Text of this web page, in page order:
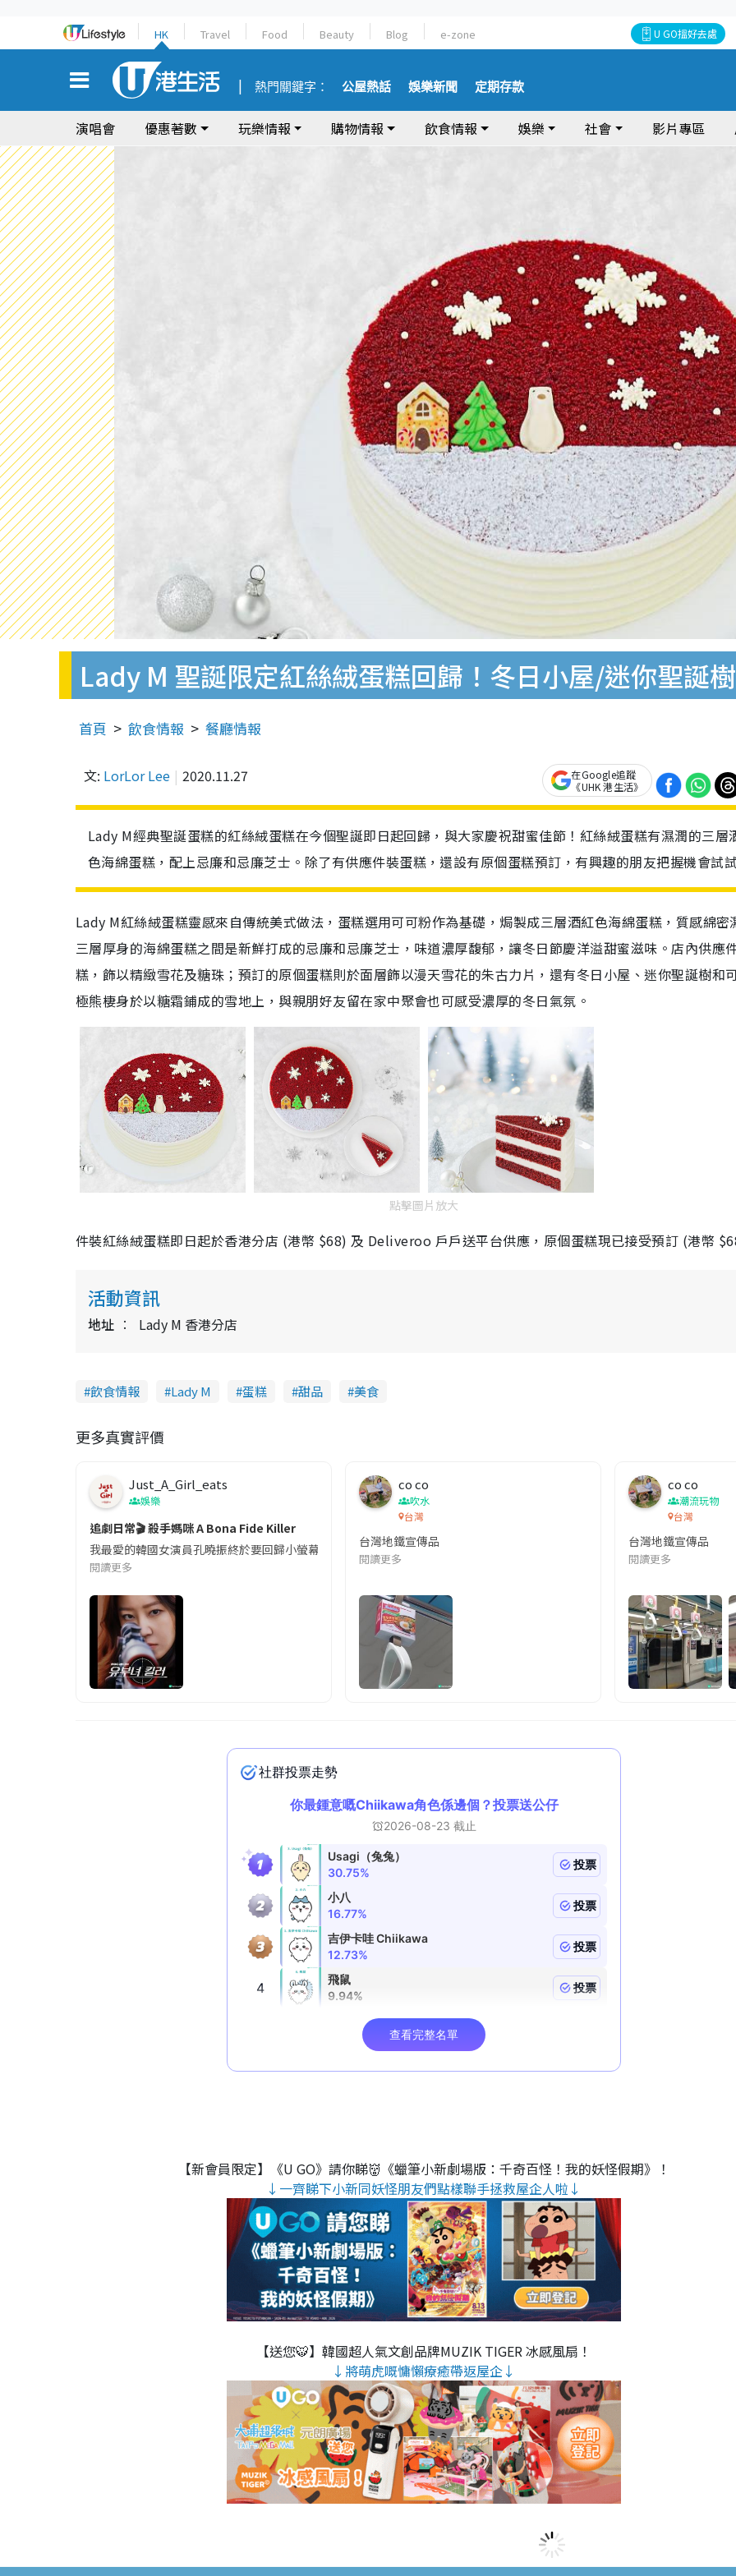
HK Travel Food Beauty Blog e-zone U GO搵好去處
熱門關鍵字： 公屋熱話 娛樂新聞 定期存款
演唱會 優惠著數 玩樂情報 購物情報 飲食情報 娛樂 社會 影片專區
Lady M 聖誕限定紅絲絨蛋糕回歸！冬日小屋/迷你聖誕
首頁 飲食情報 餐廳情報
文: LorLor Lee 2020.11.27
在Google追蹤
《UHK 港生活》
Lady M經典聖誕蛋糕的紅絲絨蛋糕在今個聖誕即日起回歸，與大家慶祝甜蜜佳節！紅絲絨蛋糕有濕潤的三層
色海綿蛋糕，配上忌廉和忌廉芝士。除了有供應件裝蛋糕，還設有原個蛋糕預訂，有興趣的朋友把握機會試
Lady M紅絲絨蛋糕靈感來自傳統美式做法，蛋糕選用可可粉作為基礎，焗製成三層酒紅色海綿蛋糕，質感綿密
三層厚身的海綿蛋糕之間是新鮮打成的忌廉和忌廉芝士，味道濃厚馥郁，讓冬日節慶洋溢甜蜜滋味。店內供應
糕，飾以精緻雪花及糖珠；預訂的原個蛋糕則於面層飾以漫天雪花的朱古力片，還有冬日小屋、迷你聖誕樹和
極熊棲身於以糖霜鋪成的雪地上，與親朋好友留在家中聚會也可感受濃厚的冬日氣氛。
點擊圖片放大
件裝紅絲絨蛋糕即日起於香港分店 (港幣 $68) 及 Deliveroo 戶戶送平台供應，原個蛋糕現已接受預訂 (港幣
活動資訊
地址 Lady M 香港分店
飲食情報 Lady M 蛋糕 甜品 美食
更多真實評價
Just_A_Girl_eats
娛樂
追劇日常🎬 殺手媽咪 A Bona Fide Killer
我最愛的韓國女演員孔曉振終於要回歸小螢幕啦!這次的劇本改編自同名網絡漫畫,故事主軸圍繞女主角柳寶娜 —— 表面上是一
閱讀更多
co co
吹水
台灣
台灣地鐵宣傳品
閱讀更多
co co
潮流玩物
台灣
台灣地鐵宣傳品
閱讀更多
【新會員限定】《U GO》請你睇👹《蠟筆小新劇場版：千奇百怪！我的妖怪假期》！
↓一齊睇下小新同妖怪朋友們點樣聯手拯救屋企人啦↓
【送您🐯】韓國超人氣文創品牌MUZIK TIGER 冰感風扇！
↓將萌虎嘅慵懶療癒帶返屋企↓